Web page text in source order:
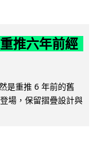
推六年前經
是重推 6 年前的舊
場，保留摺疊設計與